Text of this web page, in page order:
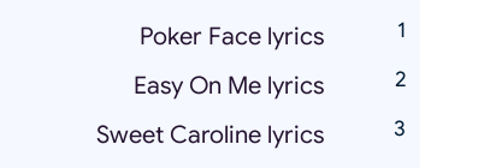
Poker Face lyrics
Easy On Me lyrics
Sweet Caroline lyrics